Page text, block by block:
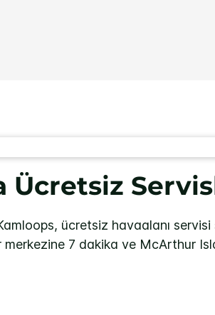
Ücretsiz
ücretsiz havaalanı servisi
7 dakika ve McArthur